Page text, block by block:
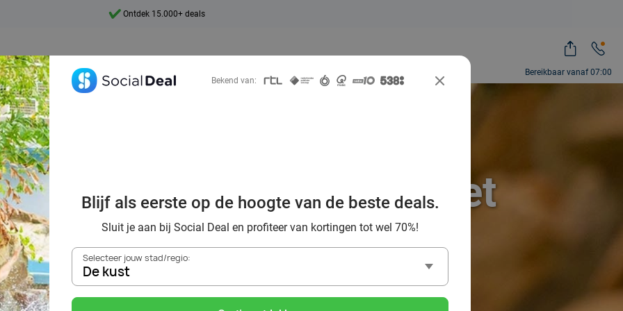
Bereikbaar vanaf 07:00
Ontdek 15.000+ deals
bij Sunparks met
korting
Bekend van:
Blijf als eerste op de hoogte van de beste deals.
Sluit je aan bij Social Deal en profiteer van kortingen tot wel 70%!
Selecteer jouw stad/regio:
De kust